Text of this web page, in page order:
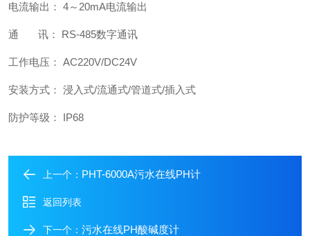
电流输出： 4～20mA电流输出
通 讯： RS-485数字通讯
工作电压： AC220V/DC24V
安装方式： 浸入式/流通式/管道式/插入式
防护等级： IP68
上一个： PHT-6000A污水在线PH计
返回列表
下一个： 污水在线PH酸碱度计